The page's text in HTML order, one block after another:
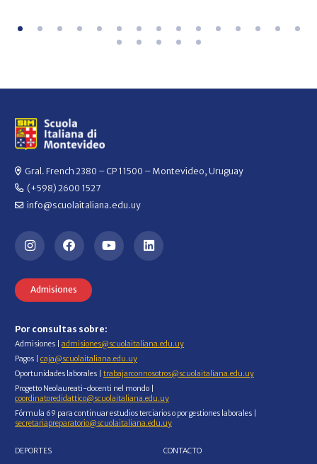
Gral. French 2380 – CP 11500 – Montevideo, Uruguay
(+598) 2600 1527
info@scuolaitaliana.edu.uy
Admisiones
Por consultas sobre:
Admisiones | admisiones@scuolaitaliana.edu.uy
Pagos | caja@scuolaitaliana.edu.uy
Oportunidades laborales | trabajarconnosotros@scuolaitaliana.edu.uy
Progetto Neolaureati-docenti nel mondo |
coordinatoredidattico@scuolaitaliana.edu.uy
Fórmula 69 para continuar estudios terciarios o por gestiones laborales |
secretariapreparatorio@scuolaitaliana.edu.uy
DEPORTES CONTACTO